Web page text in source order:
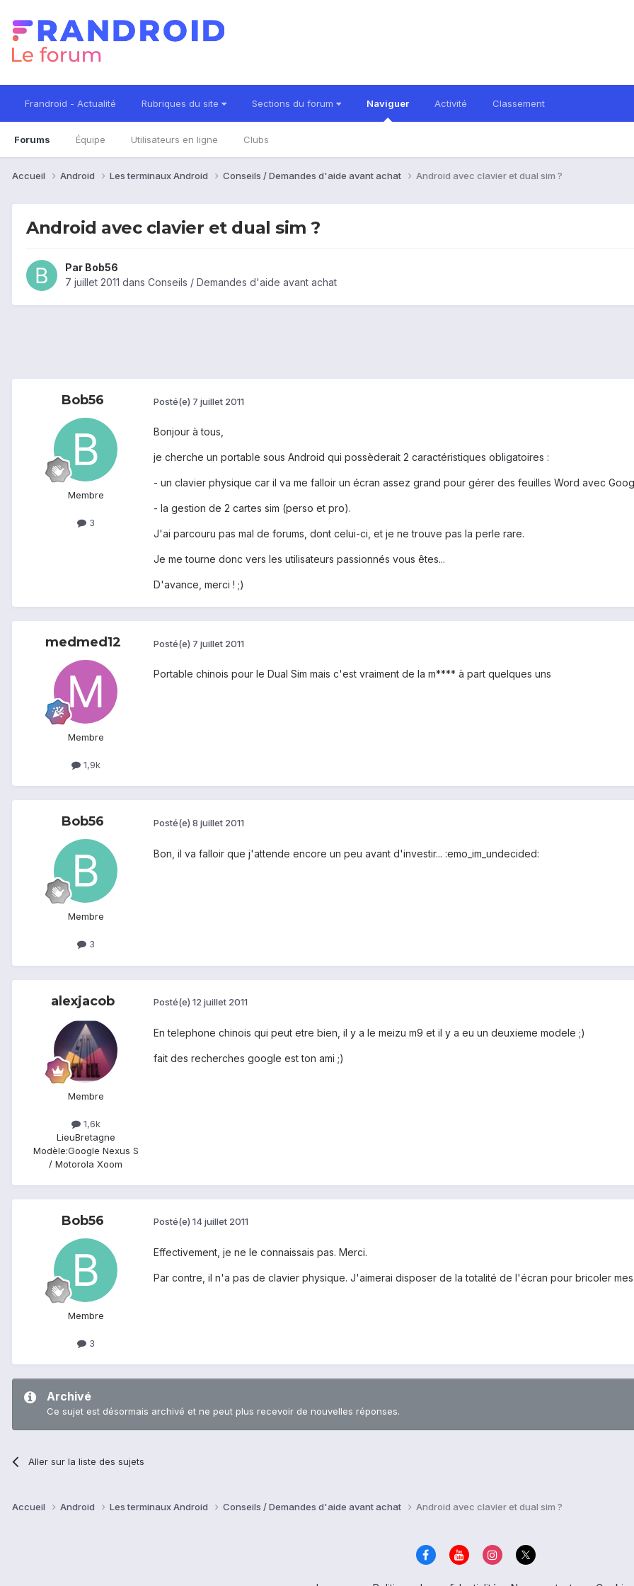
Frandroid - Actualité Rubriques du site Sections du forum Naviguer
Forums Équipe Utilisateurs en ligne Clubs
Activité Classement
Accueil Android Les terminaux Android Conseils / Demandes d'aide avant achat Android avec clavier et dual sim ?
Android avec clavier et dual sim ?
Par Bob56
7 juillet 2011 dans Conseils / Demandes d'aide avant achat
Bob56
Membre
3
Posté(e) 7 juillet 2011
Bonjour à tous,
je cherche un portable sous Android qui possèderait 2 caractéristiques obligatoires :
- un clavier physique car il va me falloir un écran assez grand pour gérer des feuilles Word avec
- la gestion de 2 cartes sim (perso et pro).
J'ai parcouru pas mal de forums, dont celui-ci, et je ne trouve pas la perle rare.
Je me tourne donc vers les utilisateurs passionnés vous êtes...
D'avance, merci ! ;)
medmed12
Membre
1,9k
Posté(e) 7 juillet 2011
Portable chinois pour le Dual Sim mais c'est vraiment de la m**** à part quelques uns
Bob56
Membre
3
Posté(e) 8 juillet 2011
Bon, il va falloir que j'attende encore un peu avant d'investir... :emo_im_undecided:
alexjacob
Membre
1,6k
LieuBretagne
Modèle:Google Nexus S
/ Motorola Xoom
Posté(e) 12 juillet 2011
En telephone chinois qui peut etre bien, il y a le meizu m9 et il y a eu un deuxieme modele ;)
fait des recherches google est ton ami ;)
Bob56
Membre
3
Posté(e) 14 juillet 2011
Effectivement, je ne le connaissais pas. Merci.
Par contre, il n'a pas de clavier physique. J'aimerai disposer de la totalité de l'écran pour bricoler
Archivé
Ce sujet est désormais archivé et ne peut plus recevoir de nouvelles réponses.
Aller sur la liste des sujets
Accueil Android Les terminaux Android Conseils / Demandes d'aide avant achat Android avec clavier et dual sim ?